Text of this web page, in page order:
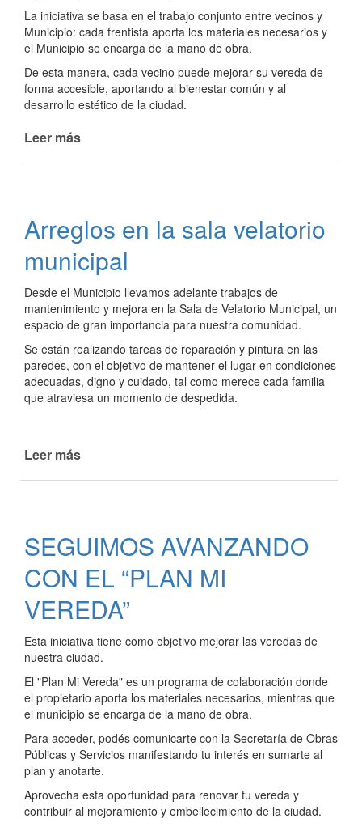
La iniciativa se basa en el trabajo conjunto entre vecinos y
Municipio: cada frentista aporta los materiales necesarios y
el Municipio se encarga de la mano de obra.
De esta manera, cada vecino puede mejorar su vereda de
forma accesible, aportando al bienestar común y al
desarrollo estético de la ciudad.
Leer más
que
transforma
las
veredas
de
la
ciudad
Arreglos en la sala velatorio
municipal
Desde el Municipio llevamos adelante trabajos de
mantenimiento y mejora en la Sala de Velatorio Municipal, un
espacio de gran importancia para nuestra comunidad.
Se están realizando tareas de reparación y pintura en las
paredes, con el objetivo de mantener el lugar en condiciones
adecuadas, digno y cuidado, tal como merece cada familia
que atraviesa un momento de despedida.
Leer más
velatorio
municipal
SEGUIMOS AVANZANDO
CON EL “PLAN MI
VEREDA”
Esta iniciativa tiene como objetivo mejorar las veredas de
nuestra ciudad.
El "Plan Mi Vereda" es un programa de colaboración donde
el propietario aporta los materiales necesarios, mientras que
el municipio se encarga de la mano de obra.
Para acceder, podés comunicarte con la Secretaría de Obras
Públicas y Servicios manifestando tu interés en sumarte al
plan y anotarte.
Aprovecha esta oportunidad para renovar tu vereda y
contribuir al mejoramiento y embellecimiento de la ciudad.